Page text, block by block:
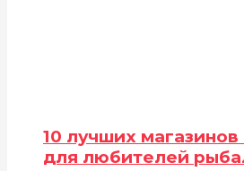
10 лучших
для любителей